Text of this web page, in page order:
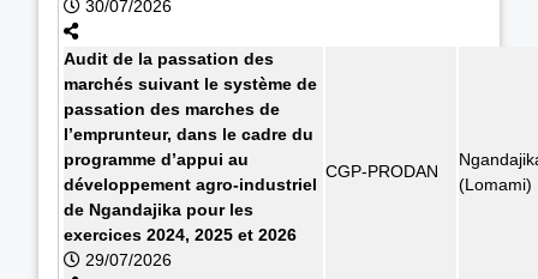
30/07/2026
Audit de la passation des
marchés suivant le système de
passation des marches de
l’emprunteur, dans le cadre du
programme d’appui au
développement agro-industriel
de Ngandajika pour les
exercices 2024, 2025 et 2026
29/07/2026
CGP-PRODAN
(Lomami)